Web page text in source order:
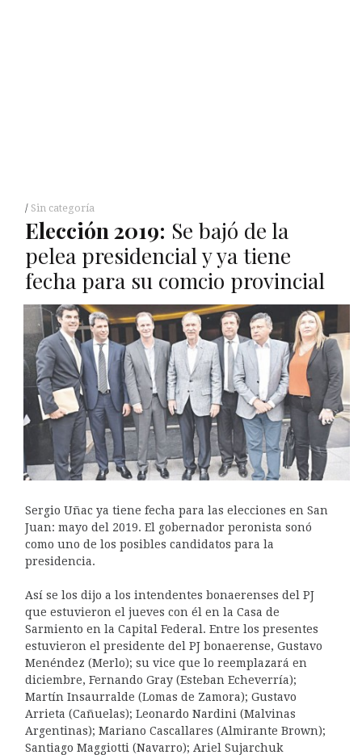
Sin categoría
Elección 2019: Se bajó de la
pelea presidencial y ya tiene
fecha para su comcio provincial
Sergio Uñac ya tiene fecha para las elecciones en San
Juan: mayo del 2019. El gobernador peronista sonó
como uno de los posibles candidatos para la
presidencia.
Así se los dijo a los intendentes bonaerenses del PJ
que estuvieron el jueves con él en la Casa de
Sarmiento en la Capital Federal. Entre los presentes
estuvieron el presidente del PJ bonaerense, Gustavo
Menéndez (Merlo); su vice que lo reemplazará en
diciembre, Fernando Gray (Esteban Echeverría);
Martín Insaurralde (Lomas de Zamora); Gustavo
Arrieta (Cañuelas); Leonardo Nardini (Malvinas
Argentinas); Mariano Cascallares (Almirante Brown);
Santiago Maggiotti (Navarro); Ariel Sujarchuk